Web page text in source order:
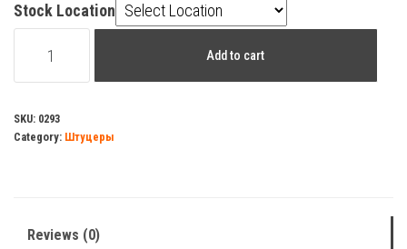
Stock Location
quantity
Add to cart
SKU: 0293
Category: Штуцеры
Reviews (0)